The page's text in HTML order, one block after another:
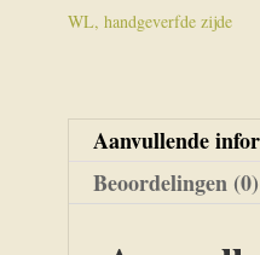
WL, handgeverfde zijde
Aanvullende
Beoordelingen (0)